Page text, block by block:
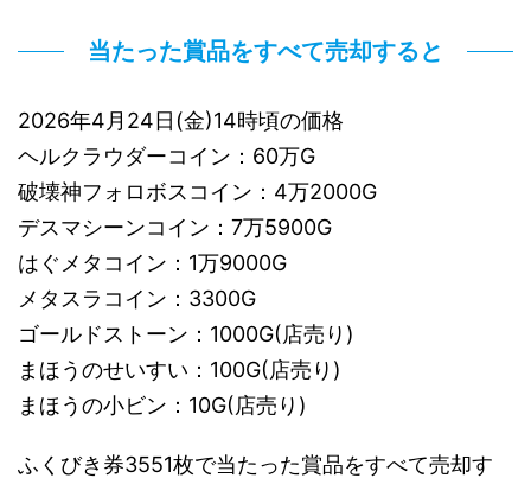
当たった賞品をすべて売却すると
2026年4月24日(金)14時頃の価格
ヘルクラウダーコイン：60万G
破壊神フォロボスコイン：4万2000G
デスマシーンコイン：7万5900G
はぐメタコイン：1万9000G
メタスラコイン：3300G
ゴールドストーン：1000G(店売り)
まほうのせいすい：100G(店売り)
まほうの小ビン：10G(店売り)
ふくびき券3551枚で当たった賞品をすべて売却す